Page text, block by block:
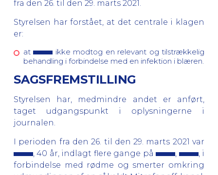
fra den 26. til den 29. marts 2021.
Styrelsen har forstået, at det centrale i klagen
er:
at
ikke modtog en relevant og tilstrækkelig
behandling i forbindelse med en infektion i blæren.
SAGSFREMSTILLING
Styrelsen har, medmindre andet er anført,
taget udgangspunkt i oplysningerne i
journalen.
I perioden fra den 26. til den 29. marts 2021 var
, 40 år, indlagt flere gange på
, i
forbindelse med rødme og smerter omkring